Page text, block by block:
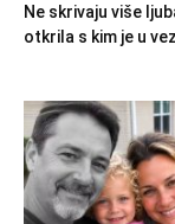
Ne skrivaju više
otkrila s kim je u